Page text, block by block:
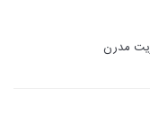
مدرن